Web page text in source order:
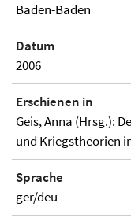
Baden-Baden
Datum
2006
Erschienen in
Geis, Anna (Hrsg.):
und Kriegstheorien
Sprache
ger/deu